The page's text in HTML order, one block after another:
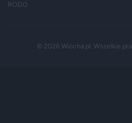
RODO
© 2026 Wiocha.pl. Wszelkie